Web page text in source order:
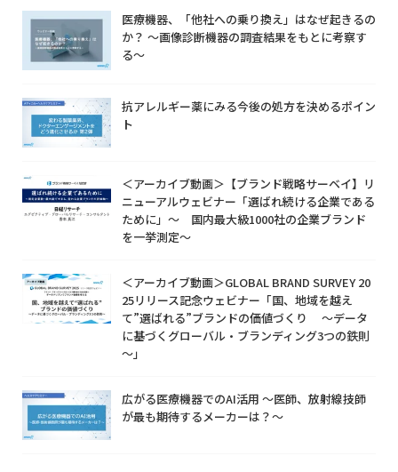
医療機器、「他社への乗り換え」はなぜ起きるの
か？ ～画像診断機器の調査結果をもとに考察す
る～
抗アレルギー薬にみる今後の処方を決めるポイン
ト
＜アーカイブ動画＞【ブランド戦略サーベイ】リ
ニューアルウェビナー「選ばれ続ける企業である
ために」～ 国内最大級1000社の企業ブランド
を一挙測定～
＜アーカイブ動画＞GLOBAL BRAND SURVEY 20
25リリース記念ウェビナー「国、地域を越え
て”選ばれる”ブランドの価値づくり ～データ
に基づくグローバル・ブランディング3つの鉄則
～」
広がる医療機器でのAI活用 ～医師、放射線技師
が最も期待するメーカーは？～